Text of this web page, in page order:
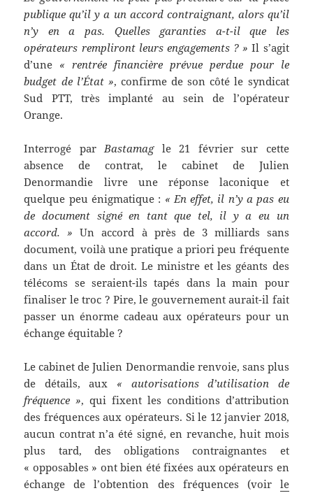
publique qu’il y a un accord contraignant, alors qu’il
n’y en a pas. Quelles garanties a-t-il que les
opérateurs rempliront leurs engagements ? » Il s’agit
d’une « rentrée financière prévue perdue pour le
budget de l’État », confirme de son côté le syndicat
Sud PTT, très implanté au sein de l’opérateur
Orange.
Interrogé parBastamagle 21 février sur cette
absence de contrat, le cabinet de Julien
Denormandie livre une réponse laconique et
quelque peu énigmatique : « En effet, il n’y a pas eu
de document signé en tant que tel, il y a eu un
accord. » Un accord à près de 3 milliards sans
document, voilà une pratique a priori peu fréquente
dans un État de droit. Le ministre et les géants des
télécoms se seraient-ils tapés dans la main pour
finaliser le troc ? Pire, le gouvernement aurait-il fait
passer un énorme cadeau aux opérateurs pour un
échange équitable ?
Le cabinet de Julien Denormandie renvoie, sans plus
de détails, aux « autorisations d’utilisation de
fréquence », qui fixent les conditions d’attribution
des fréquences aux opérateurs. Si le 12 janvier 2018,
aucun contrat n’a été signé, en revanche, huit mois
plus tard, des obligations contraignantes et
« opposables » ont bien été fixées aux opérateurs en
échange de l’obtention des fréquences (voir le